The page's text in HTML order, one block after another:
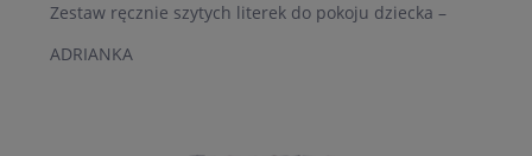
Zestaw ręcznie szytych literek do pokoju dziecka –
ADRIANKA